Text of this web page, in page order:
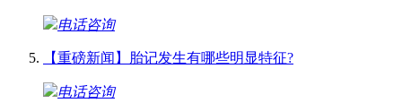
电话咨询
【重磅新闻】胎记发生有哪些明显特征?
电话咨询